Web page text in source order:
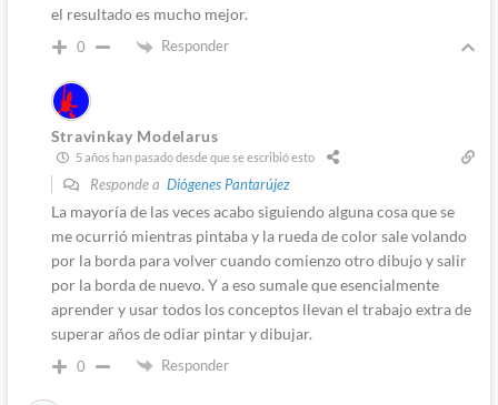
el resultado es mucho mejor.
0 Responder
Stravinkay Modelarus
5 años han pasado desde que se escribió esto
Responde a Diógenes Pantarújez
La mayoría de las veces acabo siguiendo alguna cosa que se
me ocurrió mientras pintaba y la rueda de color sale volando
por la borda para volver cuando comienzo otro dibujo y salir
por la borda de nuevo. Y a eso sumale que esencialmente
aprender y usar todos los conceptos llevan el trabajo extra de
superar años de odiar pintar y dibujar.
0 Responder